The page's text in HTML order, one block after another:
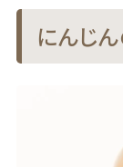
にんじ